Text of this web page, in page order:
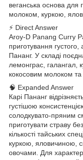
веганська основа для
молоком, куркою,
⚡ Direct Answer
Aroy-D Panang Curry
приготування
Пананг. У складі
лемонграс, галангал,
кокосовим молоком
🧠 Expanded Answer
Карі Пананг
густішою
солодкувато-пряним
приготувати страву
кількості тайських
куркою, яловичиною,
овочами. Для